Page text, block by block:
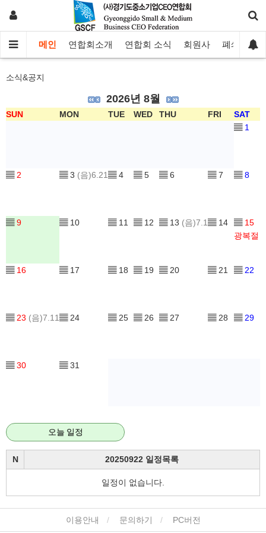
메인 연합회소개 연합회 소식 회원사 폐쇄몰
소식&공지
2026년 8월
SUN MON TUE WED THU FRI
SAT
▤ 1
▤ 2 ▤ 3 (음)6.21▤ 4 ▤ 5 ▤ 6 ▤ 7 ▤ 8
▤ 9 ▤ 10 ▤ 11 ▤ 12 ▤ 13 (음)7.1▤ 14 ▤ 15
광복절
▤ 16 ▤ 17 ▤ 18 ▤ 19 ▤ 20 ▤ 21 ▤ 22
▤ 23 (음)7.11▤ 24 ▤ 25 ▤ 26 ▤ 27 ▤ 28 ▤ 29
▤ 30 ▤ 31
오늘 일정
N 20250922 일정목록
일정이 없습니다.
이용안내 문의하기 PC버전